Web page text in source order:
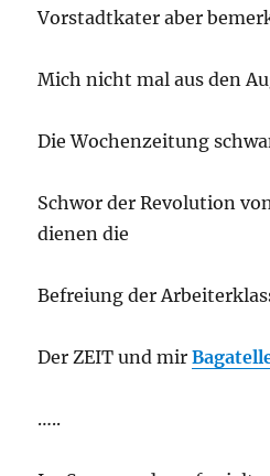
Vorstadtkater aber
Mich nicht mal aus den
Die Wochenzeitung
Schwor der Revolution
dienen die
Befreiung der
Der ZEIT und mir
…..